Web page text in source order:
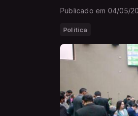
Publicado em 04/05/
Politica